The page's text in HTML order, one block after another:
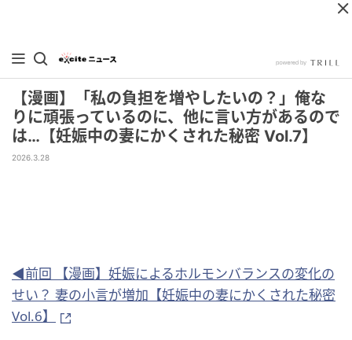
【漫画】「私の負担を増やしたいの？」俺な
りに頑張っているのに、他に言い方があるので
は…【妊娠中の妻にかくされた秘密 Vol.7】
2026.3.28
◀前回 【漫画】妊娠によるホルモンバランスの変化の
せい？ 妻の小言が増加【妊娠中の妻にかくされた秘密
Vol.6】